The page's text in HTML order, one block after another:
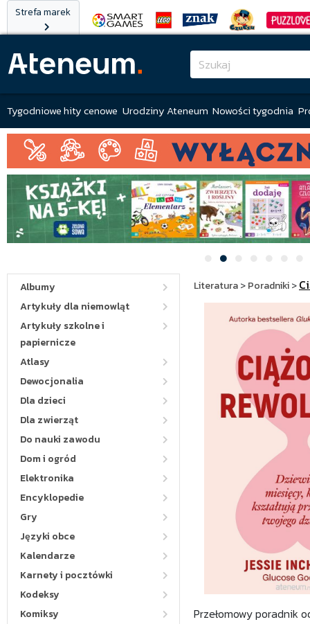
Strefa marek
Tygodniowe hity cenowe Urodziny Ateneum Nowości tygodnia
Albumy
Artykuły dla niemowląt
Artykuły szkolne i
papiernicze
Atlasy
Dewocjonalia
Dla dzieci
Dla zwierząt
Do nauki zawodu
Dom i ogród
Elektronika
Encyklopedie
Gry
Języki obce
Kalendarze
Karnety i pocztówki
Kodeksy
Komiksy
Literatura>Poradniki>
Przełomowy poradnik